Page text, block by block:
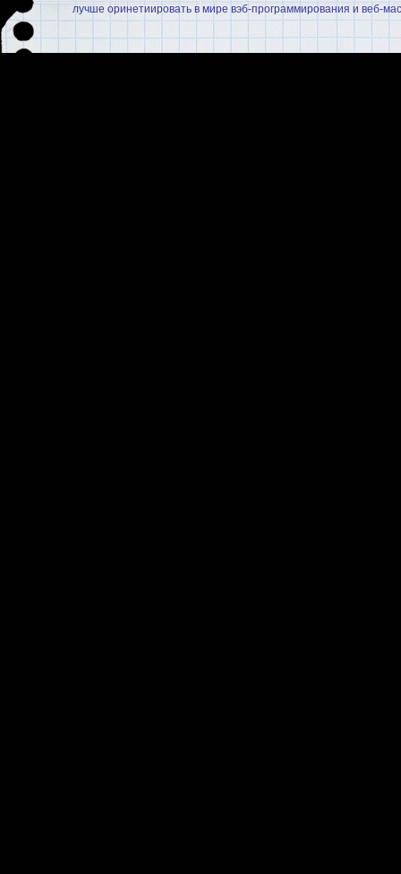
лучше оринетиировать в мире вэб-программирования и веб-